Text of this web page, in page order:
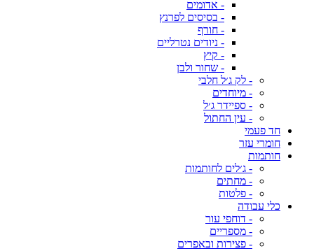
- אדומים
- בסיסים לפרנץ
- חורף
- ניודים נטרליים
- קיץ
- שחור ולבן
- לק ג׳ל חלבי
- מיוחדים
- ספיידר ג׳ל
- עין החתול
חד פעמי
חומרי עזר
חותמות
- ג׳לים לחותמות
- מחתים
- פלטות
כלי עבודה
- דוחפי עור
- מספריים
- פצירות ובאפרים